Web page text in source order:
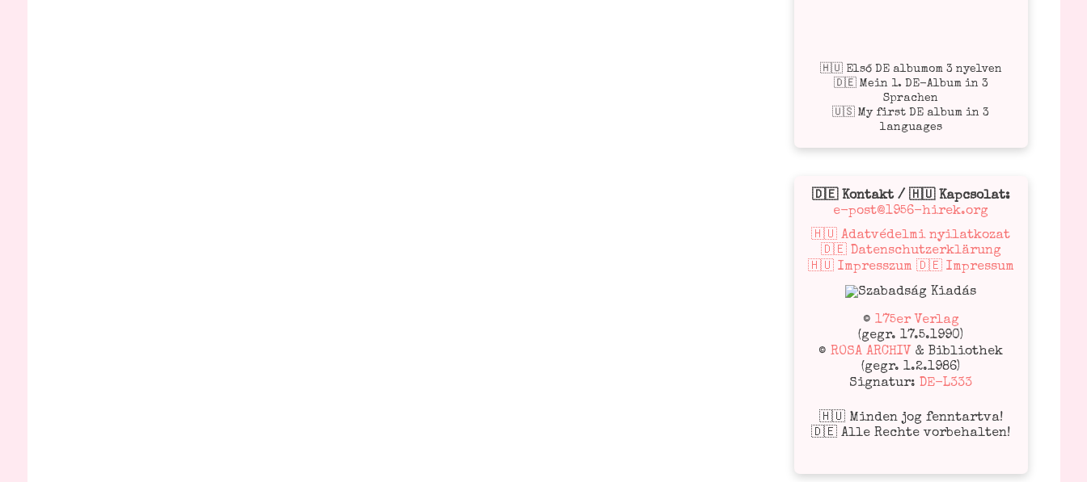
🇭🇺 Első DE albumom 3 nyelven
🇩🇪 Mein 1. DE-Album in 3
Sprachen
🇺🇸 My first DE album in 3
languages
🇩🇪 Kontakt / 🇭🇺 Kapcsolat:
e-post@1956-hirek.org
🇭🇺 Adatvédelmi nyilatkozat
🇩🇪 Datenschutzerklärung
🇭🇺 Impresszum 🇩🇪 Impressum
© 175er Verlag
(gegr. 17.5.1990)
©ROSA ARCHIV & Bibliothek
(gegr. 1.2.1986)
Signatur:DE-L333
🇭🇺 Minden jog fenntartva!
🇩🇪 Alle Rechte vorbehalten!